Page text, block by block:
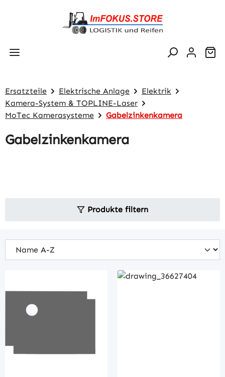
Zum Hauptinhalt springen
Ersatzteile Elektrische Anlage
Elektrik
Kamera-System & TOPLINE-Laser
MoTec Kamerasysteme
Gabelzinkenkamera
Gabelzinkenkamera
Produkte filtern